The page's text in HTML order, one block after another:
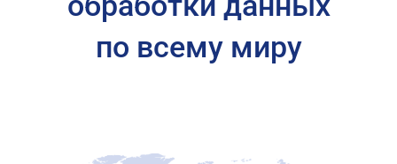
по всему миру